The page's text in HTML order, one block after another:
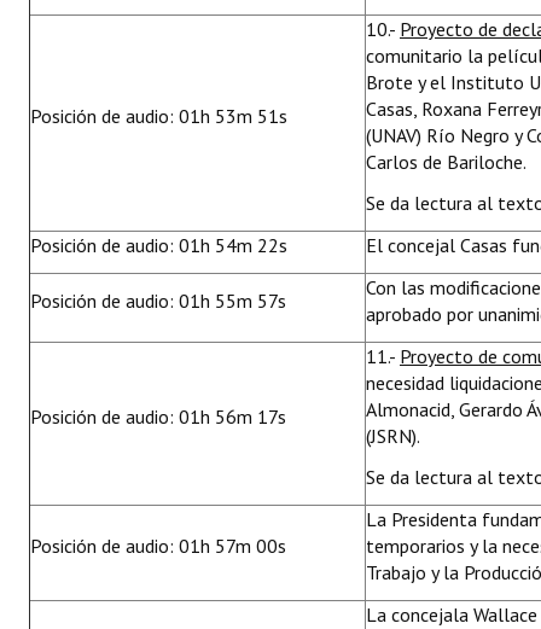
Posición de audio: 01h 53m 51s
10.- Proyecto de
comunitario la
Brote y el Instituto
Casas, Roxana
(UNAV) Río Negro y
Carlos de Bariloche.
Se da lectura al
Posición de audio: 01h 54m 22s
El concejal Casas
Posición de audio: 01h 55m 57s
Con las
aprobado por
Posición de audio: 01h 56m 17s
11.- Proyecto de
necesidad
Almonacid, Gerardo
(JSRN).
Se da lectura al
Posición de audio: 01h 57m 00s
La Presidenta
temporarios y la
Trabajo y la
La concejala